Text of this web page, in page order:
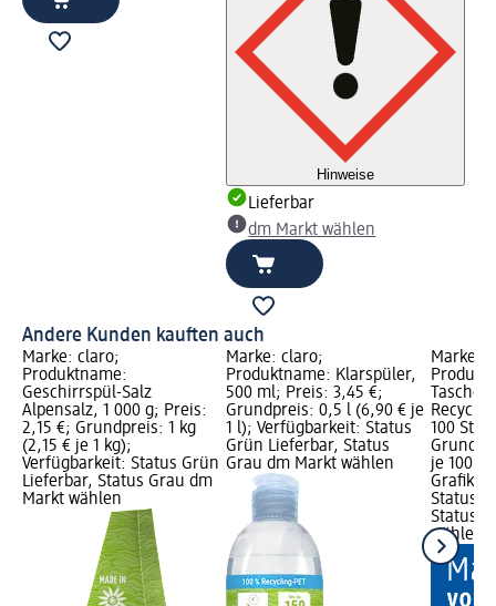
Hinweise
Lieferbar
dm Markt wählen
Andere Kunden kauften auch
Marke: claro;
Produktname:
Geschirrspül-Salz
Alpensalz, 1 000 g; Preis:
2,15 €; Grundpreis: 1 kg
(2,15 € je 1 kg);
Verfügbarkeit: Status Grün
Lieferbar, Status Grau dm
Markt wählen
Marke: claro;
Produktname: Klarspüler,
500 ml; Preis: 3,45 €;
Grundpreis: 0,5 l (6,90 € je
1 l); Verfügbarkeit: Status
Grün Lieferbar, Status
Grau dm Markt wählen
Marke:
100 St;
je 100
Grafik;
Status
Status
wählen